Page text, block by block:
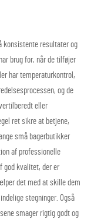
konsistente resultater og
brug for, når de tilføjer
har temperaturkontrol,
og de
eller
ret sikre at betjene,
små bagerbutikker
af professionelle
god kvalitet, der er
det med at skille dem
stegninger. Også
smager rigtig godt og